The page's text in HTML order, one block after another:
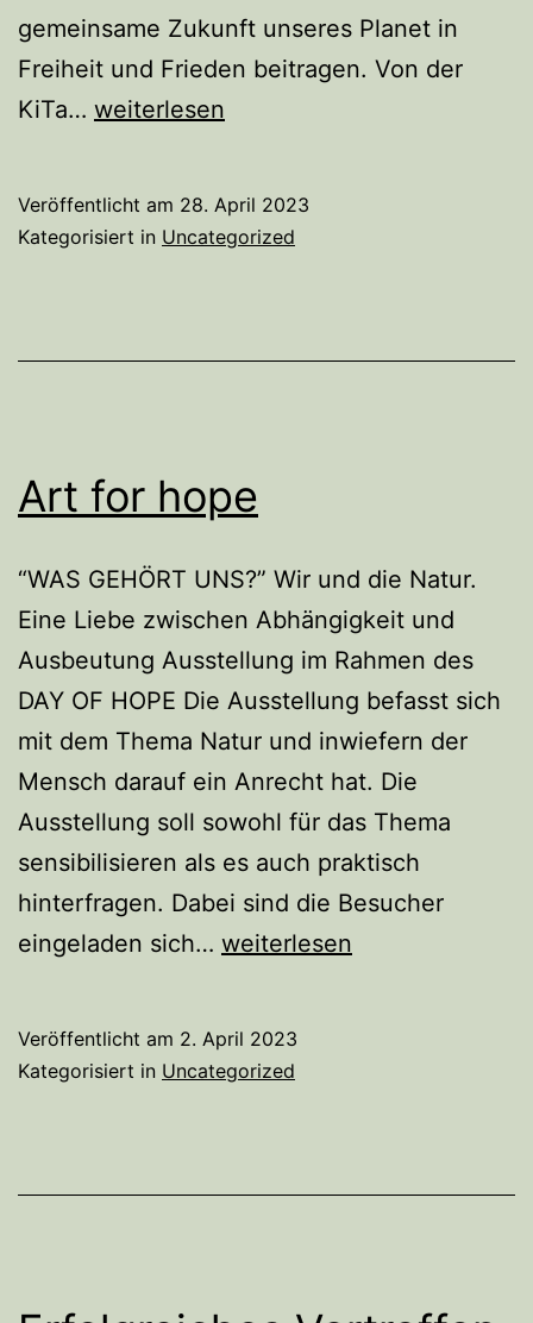
gemeinsame Zukunft unseres Planet in
Freiheit und Frieden beitragen. Von der
KiTa… Über
beim
weiterlesen
Veröffentlicht am 28. April 2023
Kategorisiert in Uncategorized
Art for hope
“WAS GEHÖRT UNS?” Wir und die Natur.
Eine Liebe zwischen Abhängigkeit und
Ausbeutung Ausstellung im Rahmen des
DAY OF HOPE Die Ausstellung befasst sich
mit dem Thema Natur und inwiefern der
Mensch darauf ein Anrecht hat. Die
Ausstellung soll sowohl für das Thema
sensibilisieren als es auch praktisch
hinterfragen. Dabei sind die Besucher
eingeladen sich… Art
weiterlesen
Veröffentlicht am 2. April 2023
Kategorisiert in Uncategorized